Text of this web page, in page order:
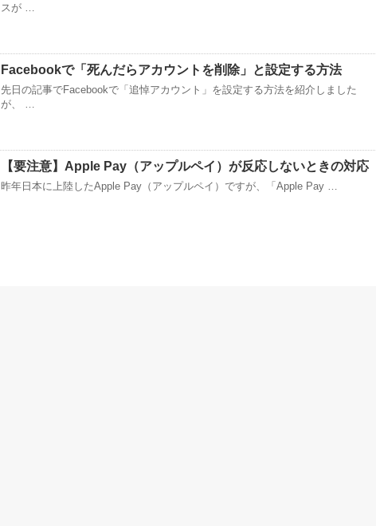
スが …
Facebookで「死んだらアカウントを削除」と設定する方法
先日の記事でFacebookで「追悼アカウント」を設定する方法を紹介しました
が、 …
【要注意】Apple Pay（アップルペイ）が反応しないときの対応
昨年日本に上陸したApple Pay（アップルペイ）ですが、「Apple Pay …